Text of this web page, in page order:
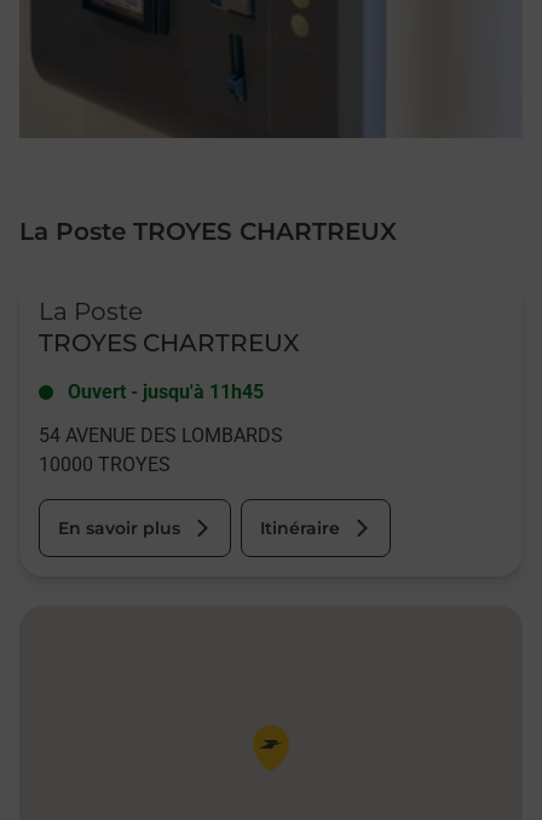
La Poste TROYES CHARTREUX
La Poste
TROYES CHARTREUX
Ouvert - jusqu'à 11h45
54 AVENUE DES LOMBARDS
10000 TROYES
En savoir plus Itinéraire
Pin de la carte